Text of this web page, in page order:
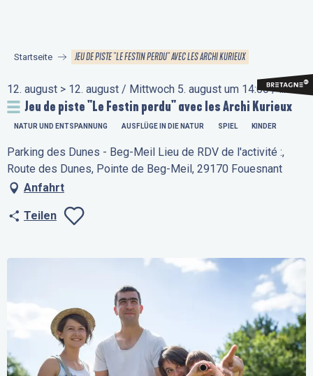
principal
Startseite JEU DE PISTE "LE FESTIN PERDU" AVEC LES ARCHI KURIEUX
12. august > 12. august / Mittwoch 5. august um 14:00 / ...
Jeu de piste "Le Festin perdu" avec les Archi Kurieux
NATUR UND ENTSPANNUNG AUSFLÜGE IN DIE NATUR SPIEL KINDER
Parking des Dunes - Beg-Meil Lieu de RDV de l'activité :,
Route des Dunes, Pointe de Beg-Meil, 29170 Fouesnant
Anfahrt
Teilen